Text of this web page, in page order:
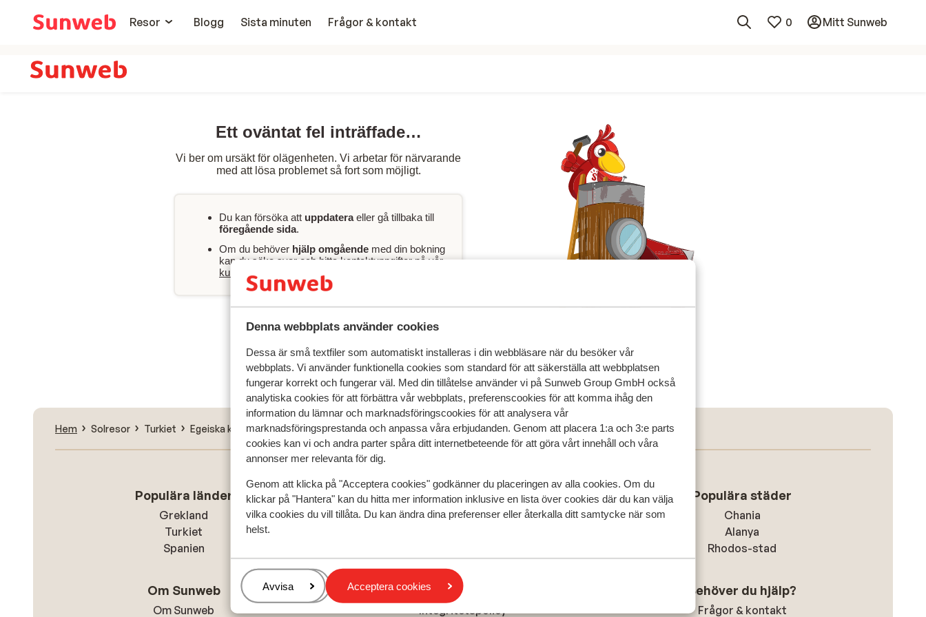
Denna webbplats använder cookies
Dessa är små textfiler som automatiskt installeras i din webbläsare när du besöker vår
webbplats. Vi använder funktionella cookies som standard för att säkerställa att webbplatsen
fungerar korrekt och fungerar väl. Med din tillåtelse använder vi på Sunweb Group GmbH också
analytiska cookies för att förbättra vår webbplats, preferenscookies för att komma ihåg den
information du lämnar och marknadsföringscookies för att analysera vår
marknadsföringsprestanda och anpassa våra erbjudanden. Genom att placera 1:a och 3:e parts
cookies kan vi och andra parter spåra ditt internetbeteende för att göra vårt innehåll och våra
annonser mer relevanta för dig.
Genom att klicka på "Acceptera cookies" godkänner du placeringen av alla cookies. Om du
klickar på "Hantera" kan du hitta mer information inklusive en lista över cookies där du kan välja
vilka cookies du vill tillåta. Du kan ändra dina preferenser eller återkalla ditt samtycke när som
helst.
Hantera
Avvisa Acceptera cookies
Resor
Blogg Sista minuten Frågor & kontakt 0 Mitt Sunweb
Ett oväntat fel inträffade…
Vi ber om ursäkt för olägenheten. Vi arbetar för närvarande
med att lösa problemet så fort som möjligt.
Du kan försöka att uppdateraeller gå tillbaka till
föregående sida.
Om du behöver hjälp omgående med din bokning
kan du söka svar och hitta kontaktuppgifter på vår
kundservicesida
Sök & boka
Hem Solresor Turkiet Egeiska kusten - Bodrum halvön Bodrum-Turgutreis Xanadu Island Hotel
Populära länder
Grekland
Turkiet
Spanien
Populära regioner
Kreta
Populära städer
Chania
Alanya
Rhodos-stad
Om Sunweb
Om Sunweb
Integritetspolicy och cookies
Integritetspolicy
Behöver du hjälp?
Frågor & kontakt